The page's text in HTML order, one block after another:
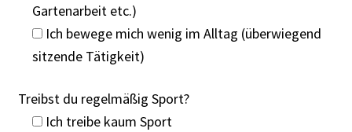
Gartenarbeit etc.)
Ich bewege mich wenig im Alltag (überwiegend
sitzende Tätigkeit)
Treibst du regelmäßig Sport?
Ich treibe kaum Sport